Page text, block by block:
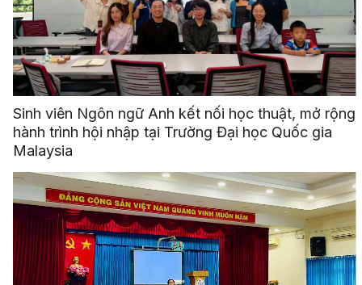
Sinh viên Ngôn ngữ Anh kết nối học thuật, mở rộng
hành trình hội nhập tại Trường Đại học Quốc gia
Malaysia